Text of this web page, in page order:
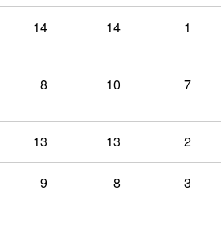
14 14 1
8 10 7
13 13 2
9 8 3